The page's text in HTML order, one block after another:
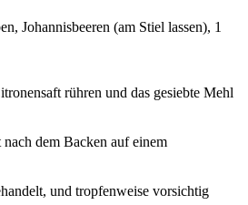
Johannisbeeren (am Stiel lassen), 1
rühren und das gesiebte Mehl
dem Backen auf einem
und tropfenweise vorsichtig